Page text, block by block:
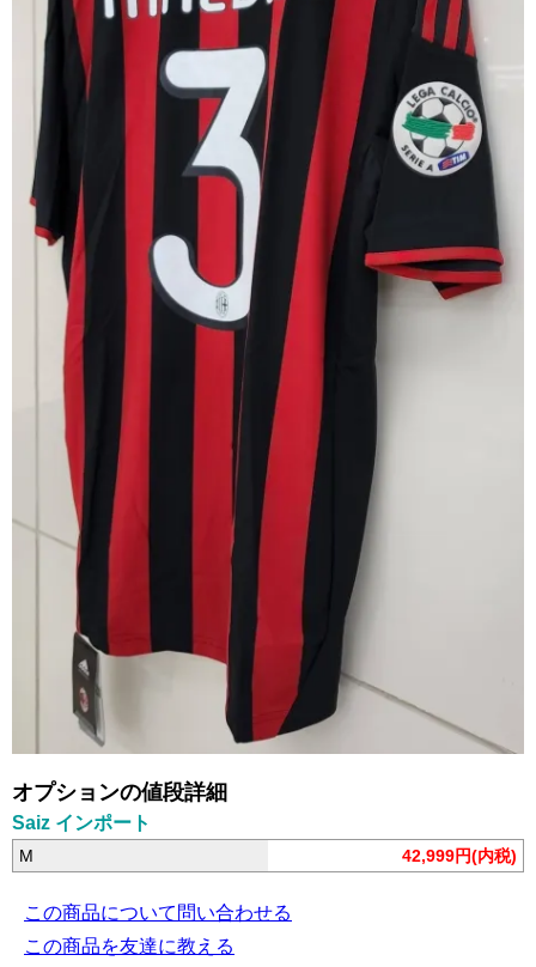
オプションの値段詳細
Saiz インポート
M 42,999円(内税)
この商品について問い合わせる
この商品を友達に教える